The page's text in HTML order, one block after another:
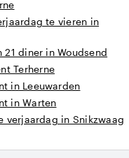
te vieren in
21 diner in Woudsend
Terherne
in Leeuwarden
in Warten
verjaardag in Snikzwaag